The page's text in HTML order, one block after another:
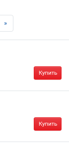
»
Купить
Купить